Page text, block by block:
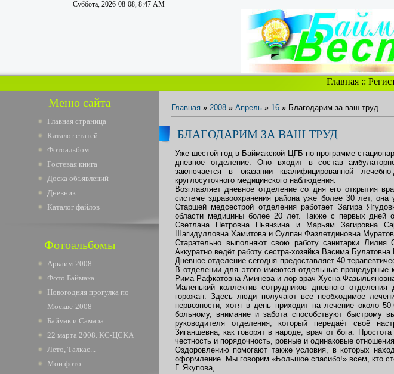
Суббота, 2026-08-08, 8:47 AM
Главная::
Меню сайта
Главная страница
Каталог статей
Фотоальбом
Гостевая книга
Доска объявлений
Дневник
Каталог файлов
Фотоальбомы
Аркаим-2008
Фото Баймака
Новогодняя прогулка по
Москве-2008
Баймак и Самара
22 марта 2008. КС-ЦСКА
Лето, Талкас...
Мои фото
Главная » 2008 » Апрель » 16 » Благодарим за ваш труд
БЛАГОДАРИМ ЗА ВАШ ТРУД
Уже шестой год в Баймакской ЦГБ по программе
дневное отделение. Оно входит в состав
заключается в оказании квалифицированной
круглосуточного медицинского наблюдения.
Возглавляет дневное отделение со дня его открытия
системе здравоохранения района уже более 30 лет, она
Старшей медсестрой отделения работает Загира
области медицины более 20 лет. Также с первых дней
Светлана Петровна Пьянзина и Марьям Загировна
Шагидулловна Хамитова и Сулпан Фазлетдиновна
Старательно выполняют свою работу санитарки
Аккуратно ведёт работу сестра-хозяйка Васима
Дневное отделение сегодня предоставляет 40
В отделении для этого имеются отдельные процедурные
Рима Рафкатовна Аминева и лор-врач Хусна
Маленький коллектив сотрудников дневного
горожан. Здесь люди получают все необходимое
нервозности, хотя в день приходит на лечение около
больному, внимание и забота способствуют быстрому
руководителя отделения, который передаёт своё
Зиганшевна, как говорят в народе, врач от бога.
честность и порядочность, ровные и одинаковые
Оздоровлению помогают также условия, в которых
оформление. Мы говорим «Большое спасибо!» всем, кто
Г. Якупова,